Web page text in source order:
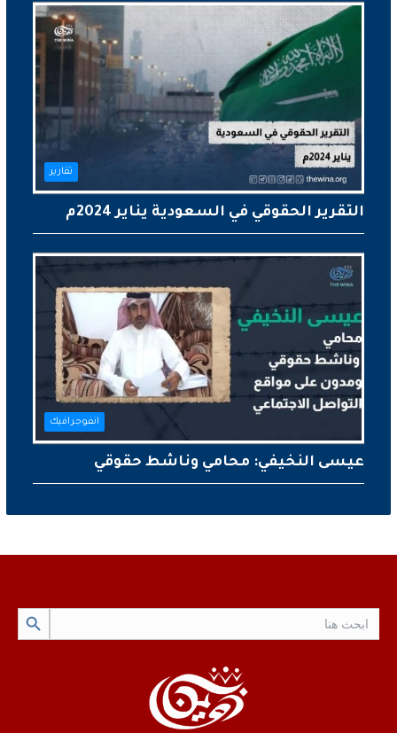
تقارير
التقرير الحقوقي في السعودية يناير 2024م
انفوجرافيك
عيسى النخيفي: محامي وناشط حقوقي
Search Button